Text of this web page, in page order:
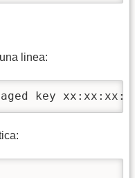
linea:
key